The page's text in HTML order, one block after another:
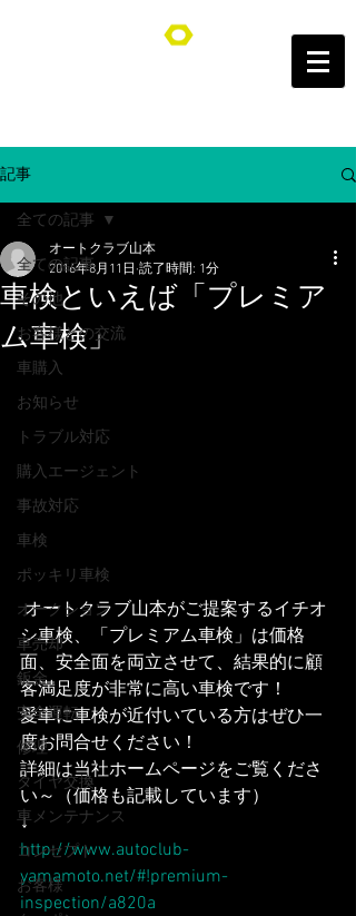
オートクラブ山本/Auto Club YAMAMOTO
記事
全ての記事
その他
お客様との交流
車購入
お知らせ
トラブル対応
購入エージェント
事故対応
車検
ポッキリ車検
オークション
車売却
鈑金
安全運転
修理
タイヤ交換
車メンテナンス
コンセプト
お客様
全ての記事
車検といえば「プレミア
ム車検」
オートクラブ山本
2016年8月11日 読了時間: 1分
オートクラブ山本がご提案するイチオ
シ車検、「プレミアム車検」は価格
面、安全面を両立させて、結果的に顧
客満足度が非常に高い車検です！
愛車に車検が近付いている方はぜひ一
度お問合せください！
詳細は当社ホームページをご覧くださ
い～（価格も記載しています）
↓
http://www.autoclub-
yamamoto.net/#!premium-
inspection/a820a